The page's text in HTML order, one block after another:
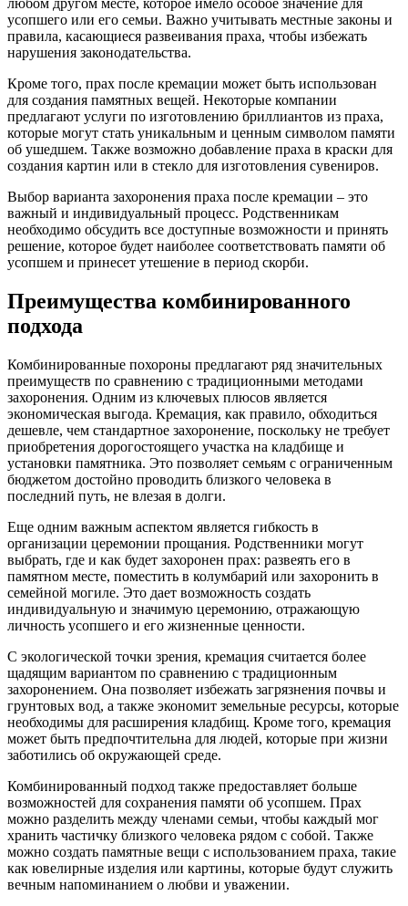
усопшего или его семьи. Важно учитывать местные законы и
правила, касающиеся развеивания праха, чтобы избежать
нарушения законодательства.
Кроме того, прах после кремации может быть использован
для создания памятных вещей. Некоторые компании
предлагают услуги по изготовлению бриллиантов из праха,
которые могут стать уникальным и ценным символом памяти
об ушедшем. Также возможно добавление праха в краски для
создания картин или в стекло для изготовления сувениров.
Выбор варианта захоронения праха после кремации – это
важный и индивидуальный процесс. Родственникам
необходимо обсудить все доступные возможности и принять
решение, которое будет наиболее соответствовать памяти об
усопшем и принесет утешение в период скорби.
Преимущества комбинированного
подхода
Комбинированные похороны предлагают ряд значительных
преимуществ по сравнению с традиционными методами
захоронения. Одним из ключевых плюсов является
экономическая выгода. Кремация, как правило, обходиться
дешевле, чем стандартное захоронение, поскольку не требует
приобретения дорогостоящего участка на кладбище и
установки памятника. Это позволяет семьям с ограниченным
бюджетом достойно проводить близкого человека в
последний путь, не влезая в долги.
Еще одним важным аспектом является гибкость в
организации церемонии прощания. Родственники могут
выбрать, где и как будет захоронен прах: развеять его в
памятном месте, поместить в колумбарий или захоронить в
семейной могиле. Это дает возможность создать
индивидуальную и значимую церемонию, отражающую
личность усопшего и его жизненные ценности.
С экологической точки зрения, кремация считается более
щадящим вариантом по сравнению с традиционным
захоронением. Она позволяет избежать загрязнения почвы и
грунтовых вод, а также экономит земельные ресурсы, которые
необходимы для расширения кладбищ. Кроме того, кремация
может быть предпочтительна для людей, которые при жизни
заботились об окружающей среде.
Комбинированный подход также предоставляет больше
возможностей для сохранения памяти об усопшем. Прах
можно разделить между членами семьи, чтобы каждый мог
хранить частичку близкого человека рядом с собой. Также
можно создать памятные вещи с использованием праха, такие
как ювелирные изделия или картины, которые будут служить
вечным напоминанием о любви и уважении.